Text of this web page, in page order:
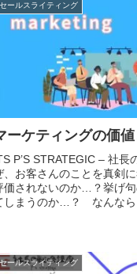
セールスライティング
ーケティングの価
P’S STRATEGIC – 社長
、お客さんのことを真剣に
価されないのか…？挙げ
しまうのか…？ なんなら
のことが、どうしても納得
セールスライティング